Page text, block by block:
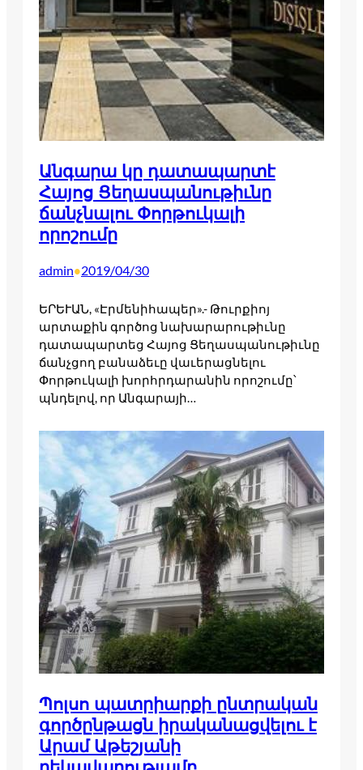
Անգարա կը դատապարտէ
Հայոց Ցեղասպանութիւնը
ճանչնալու Փորթուկալի
որոշումը
admin•2019/04/30
ԵՐԵՒԱՆ, «Էրմենիհապեր».- Թուրքիոյ
արտաքին գործոց նախարարութիւնը
դատապարտեց Հայոց Ցեղասպանութիւնը
ճանչցող բանաձեւը վաւերացնելու
Փորթուկալի խորհրդարանին որոշումը՝
պնդելով, որ Անգարայի…
Պոլսո պատրիարքի ընտրական
գործընթացն իրականացվելու է
Արամ Աթեշյանի